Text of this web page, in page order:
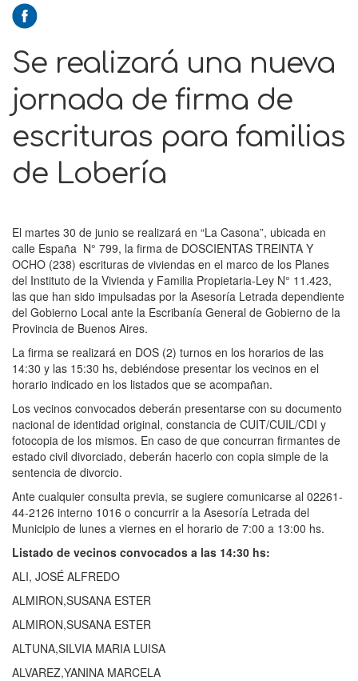
Se realizará una nueva
jornada de firma de
escrituras para familias
de Lobería
El martes 30 de junio se realizará en “La Casona”, ubicada en
calle España N° 799, la firma de DOSCIENTAS TREINTA Y
OCHO (238) escrituras de viviendas en el marco de los Planes
del Instituto de la Vivienda y Familia Propietaria-Ley N° 11.423,
las que han sido impulsadas por la Asesoría Letrada dependiente
del Gobierno Local ante la Escribanía General de Gobierno de la
Provincia de Buenos Aires.
La firma se realizará en DOS (2) turnos en los horarios de las
14:30 y las 15:30 hs, debiéndose presentar los vecinos en el
horario indicado en los listados que se acompañan.
Los vecinos convocados deberán presentarse con su documento
nacional de identidad original, constancia de CUIT/CUIL/CDI y
fotocopia de los mismos. En caso de que concurran firmantes de
estado civil divorciado, deberán hacerlo con copia simple de la
sentencia de divorcio.
Ante cualquier consulta previa, se sugiere comunicarse al 02261-
44-2126 interno 1016 o concurrir a la Asesoría Letrada del
Municipio de lunes a viernes en el horario de 7:00 a 13:00 hs.
Listado de vecinos convocados a las 14:30 hs:
ALI, JOSÉ ALFREDO
ALMIRON,SUSANA ESTER
ALMIRON,SUSANA ESTER
ALTUNA,SILVIA MARIA LUISA
ALVAREZ,YANINA MARCELA